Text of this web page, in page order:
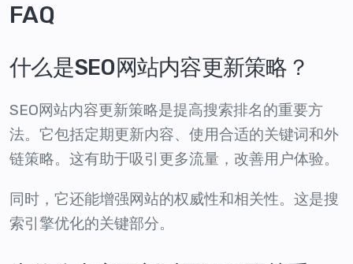
FAQ
什么是SEO网站内容更新策略？
SEO网站内容更新策略是提高搜索排名的重要方
法。它包括定期更新内容、使用合适的关键词和外
链策略。这有助于吸引更多流量，改善用户体验。
同时，它还能增强网站的权威性和相关性。这是搜
索引擎优化的关键部分。